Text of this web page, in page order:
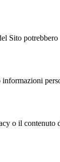
Sito
o il